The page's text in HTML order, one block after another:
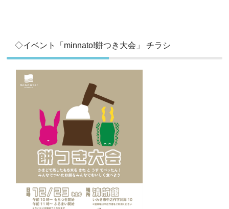
◇イベント「minnato!餅つき大会」 チラシ